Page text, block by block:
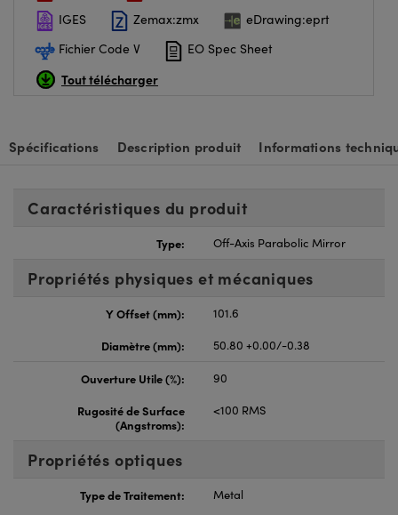
IGES
Zemax:zmx
eDrawing:eprt
Fichier Code V
EO Spec Sheet
Tout télécharger
Spécifications Description produit Informations
Caractéristiques du produit
Type: Off-Axis Parabolic Mirror
Propriétés physiques et mécaniques
Y Offset (mm):
101.6
Diamètre (mm):
50.80 +0.00/-0.38
Ouverture Utile (%):
90
Rugosité de Surface
(Angstroms):
<100 RMS
Propriétés optiques
Type de Traitement:
Metal